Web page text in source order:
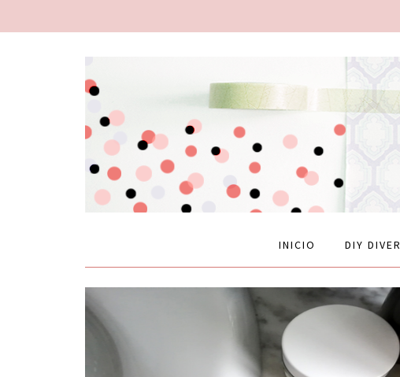
INICIO DIY DIVER